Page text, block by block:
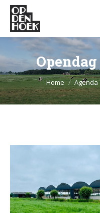
Je bent hier:
Home Agenda